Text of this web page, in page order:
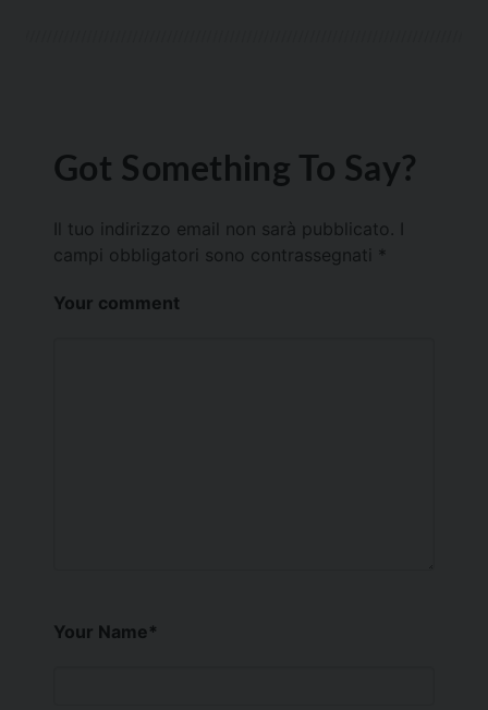
Got Something To Say?
Il tuo indirizzo email non sarà pubblicato.
campi obbligatori sono contrassegnati *
Your comment
Your Name*